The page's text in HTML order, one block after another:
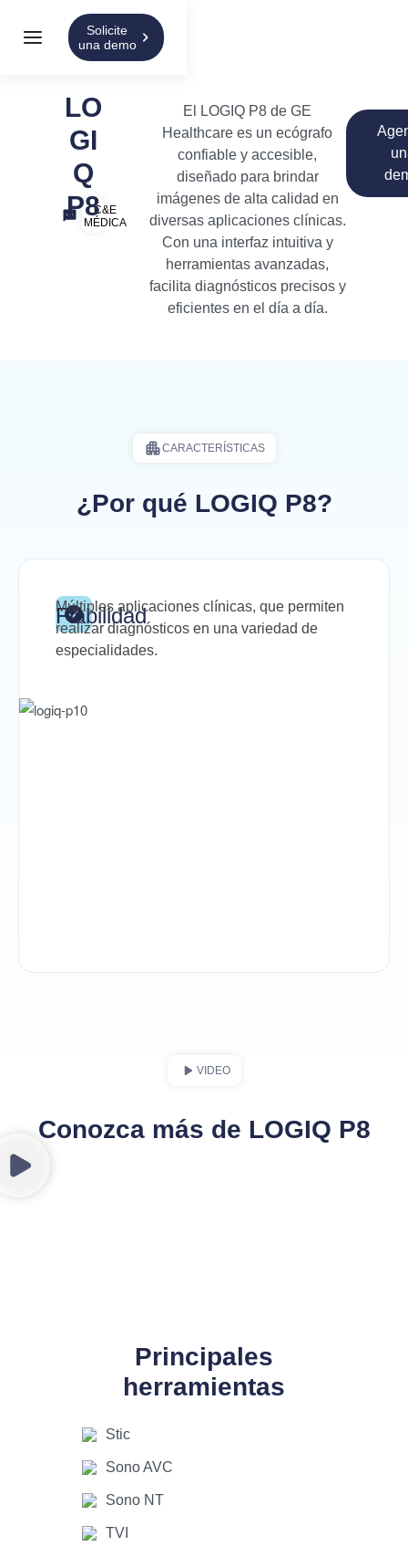
Solicite
una demo
C&E
MÉDICA
LO
GI
Q
P8
El LOGIQ P8 de GE
Healthcare es un ecógrafo
confiable y accesible,
diseñado para brindar
imágenes de alta calidad en
diversas aplicaciones clínicas.
Con una interfaz intuitiva y
herramientas avanzadas,
facilita diagnósticos precisos y
eficientes en el día a día.
CARACTERÍSTICAS
¿Por qué LOGIQ P8?
Fiabilidad
Múltiples aplicaciones clínicas, que permiten
realizar diagnósticos en una variedad de
especialidades.
VIDEO
Conozca más de LOGIQ P8
Principales
herramientas
Stic
Sono AVC
Sono NT
TVI